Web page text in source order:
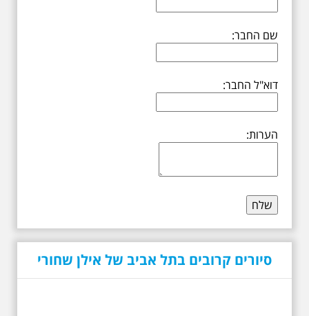
שם החבר:
דוא"ל החבר:
הערות:
סיורים קרובים בתל אביב של אילן שחורי